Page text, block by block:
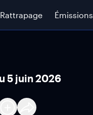
Rattrapage Émissions
5 juin 2026